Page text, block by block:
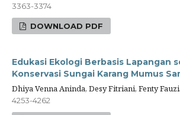
3363-3374
DOWNLOAD PDF
Edukasi Ekologi Berbasis Lapangan
Konservasi Sungai Karang Mumus
Dhiya Venna Aninda, Desy Fitriani, Fenty
4253-4262